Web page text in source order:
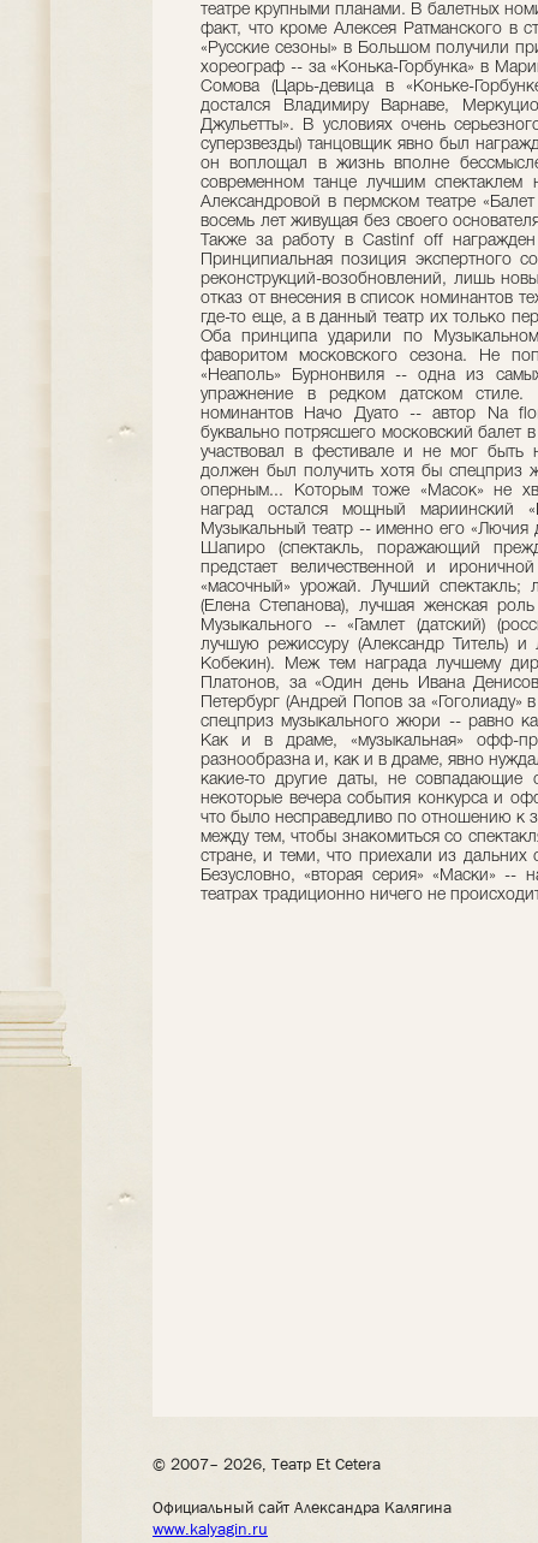
театре крупными планами. В балетных
факт, что кроме Алексея Ратманского в
«Русские сезоны» в Большом получили
хореограф -- за «Конька-Горбунка» в
Сомова (Царь-девица в «Коньке-
достался Владимиру Варнаве,
Джульетты». В условиях очень
суперзвезды) танцовщик явно был
он воплощал в жизнь вполне
современном танце лучшим
Александровой в пермском театре
восемь лет живущая без своего
Также за работу в Castinf off
Принципиальная позиция экспертного
реконструкций-возобновлений, лишь
отказ от внесения в список номинантов
где-то еще, а в данный театр их только
Оба принципа ударили по
фаворитом московского сезона. Не
«Неаполь» Бурнонвиля -- одна из
упражнение в редком датском
номинантов Начо Дуато -- автор Na
буквально потрясшего московский балет
участвовал в фестивале и не мог быть
должен был получить хотя бы спецприз
оперным... Которым тоже «Масок» не
наград остался мощный мариинский
Музыкальный театр -- именно его
Шапиро (спектакль, поражающий
предстает величественной и
«масочный» урожай. Лучший спектакль;
(Елена Степанова), лучшая женская
Музыкального -- «Гамлет (датский)
лучшую режиссуру (Александр Титель)
Кобекин). Меж тем награда лучшему
Платонов, за «Один день Ивана
Петербург (Андрей Попов за «Гоголиаду»
спецприз музыкального жюри -- равно
Как и в драме, «музыкальная» офф-
разнообразна и, как и в драме, явно
какие-то другие даты, не
некоторые вечера события конкурса и
что было несправедливо по отношению к
между тем, чтобы знакомиться со
стране, и теми, что приехали из
Безусловно, «вторая серия» «Маски» --
театрах традиционно ничего не
© 2007– 2026, Театр Et Cetera
Официальный сайт Александра Калягина
www.kalyagin.ru